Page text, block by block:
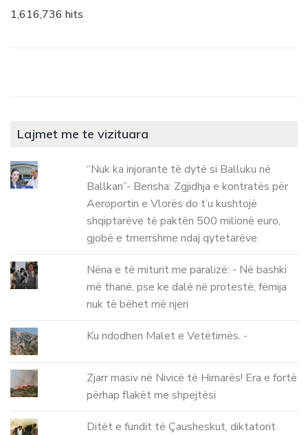
1,616,736 hits
Lajmet me te vizituara
“Nuk ka injorante të dytë si Balluku në
Ballkan”- Berisha: Zgjidhja e kontratës për
Aeroportin e Vlorës do t’u kushtojë
shqiptarëve të paktën 500 milionë euro,
gjobë e tmerrshme ndaj qytetarëve
Nëna e të miturit me paralizë: - Në bashki
më thanë, pse ke dalë në protestë, fëmija
nuk të bëhet më njeri
Ku ndodhen Malet e Vetëtimës. -
Zjarr masiv në Nivicë të Himarës! Era e fortë
përhap flakët me shpejtësi
Ditët e fundit të Çausheskut, diktatorit